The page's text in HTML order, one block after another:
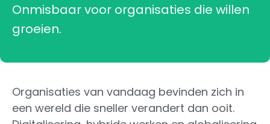
Onmisbaar voor organisaties die willen
groeien.
Organisaties van vandaag bevinden zich in
een wereld die sneller verandert dan ooit.